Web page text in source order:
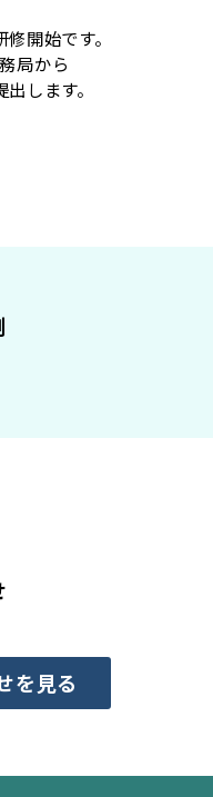
開始です。
局から
します。
を見る